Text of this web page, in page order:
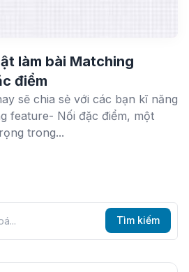
làm bài Matching
điểm
sẽ chia sẻ với các bạn kĩ năng
feature- Nối đặc điểm, một
trong...
Tìm kiếm